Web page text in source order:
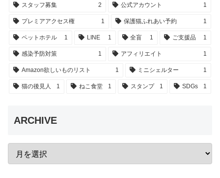
スタッフ募集 2 公式アカウント 1
プレミアアクセス権 1 保護猫ふれあい予約 1
ペットホテル 1 LINE 1 全盲 1 ご支援品 1
感染予防対策 1 アフィリエイト 1
Amazon欲しいものリスト 1 ミニシェルター 1
猫の後見人 1 ねこ食堂 1 スタンプ 1 SDGs 1
ARCHIVE